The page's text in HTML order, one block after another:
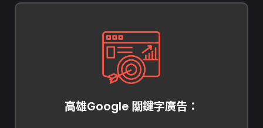
高雄Google 關鍵字廣告：